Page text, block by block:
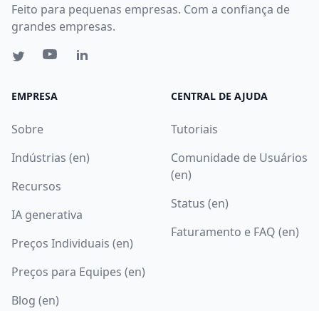
Feito para pequenas empresas. Com a confiança de
grandes empresas.
EMPRESA
Sobre
Indústrias (en)
Recursos
IA generativa
Preços Individuais (en)
Preços para Equipes (en)
Blog (en)
CENTRAL DE AJUDA
Tutoriais
Comunidade de Usuários
(en)
Status (en)
Faturamento e FAQ (en)